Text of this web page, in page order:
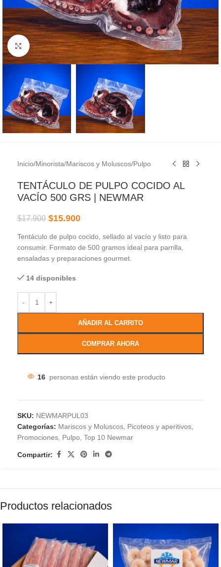
Clic para ampliar
Inicio/Minorista/Mariscos y Moluscos/Pulpo
TENTÁCULO DE PULPO COCIDO AL
VACÍO 500 GRS | NEWMAR
$17.900 $15.900
Tentáculo de pulpo cocido, sellado al vacío y listo para
consumir. Formato de 500 gramos ideal para parrilla,
ensaladas y preparaciones gourmet.
14 disponibles
AÑADIR AL CARRITO
COMPRAR AHORA
16 personas están viendo este producto
SKU: NEWMARPUL03
Categorías: Mariscos y Moluscos, Picoteos y aperitivos,
Promociones, Pulpo, Top 10 Newmar
Compartir:
Productos relacionados